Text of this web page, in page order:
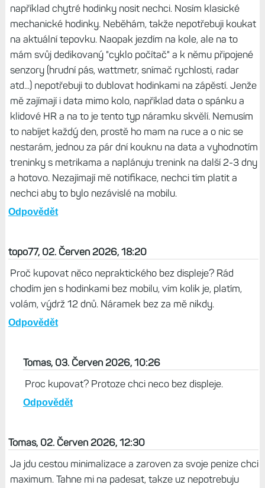
například chytré hodinky nosit nechci. Nosím klasické
mechanické hodinky. Neběhám, takže nepotřebuji koukat
na aktuální tepovku. Naopak jezdím na kole, ale na to
mám svůj dedikovaný "cyklo počítač" a k němu připojené
senzory (hrudní pás, wattmetr, snímač rychlosti, radar
atd...) nepotřebuji to dublovat hodinkami na zápěstí. Jenže
mě zajímají i data mimo kolo, například data o spánku a
klidové HR a na to je tento typ náramku skvělí. Nemusím
to nabíjet každý den, prostě ho mam na ruce a o nic se
nestarám, jednou za pár dní kouknu na data a vyhodnotím
treninky s metrikama a naplánuju trenink na další 2-3 dny
a hotovo. Nezajímají mě notifikace, nechci tím platit a
nechci aby to bylo nezávislé na mobilu.
Odpovědět
topo77, 02. Červen 2026, 18:20
Proč kupovat něco nepraktického bez displeje? Rád
chodím jen s hodinkami bez mobilu, vím kolik je, platím,
volám, výdrž 12 dnů. Náramek bez za mě nikdy.
Odpovědět
Tomas, 03. Červen 2026, 10:26
Proc kupovat? Protoze chci neco bez displeje.
Odpovědět
Tomas, 02. Červen 2026, 12:30
Ja jdu cestou minimalizace a zaroven za svoje penize chci
maximum. Tahne mi na padesat, takze uz nepotrebuju